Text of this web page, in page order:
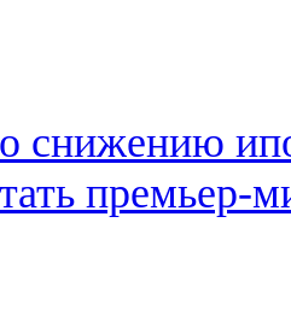
снижению